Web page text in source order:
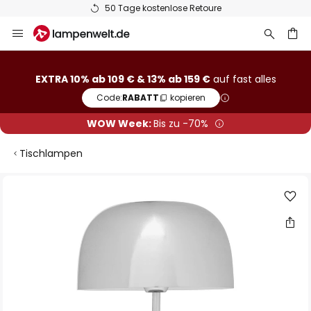
50 Tage kostenlose Retoure
Inhalt
EXTRA 10% ab 109 € & 13% ab 159 €auf fast alles
Code:RABATT kopieren
WOW Week:Bis zu -70%
Tischlampen